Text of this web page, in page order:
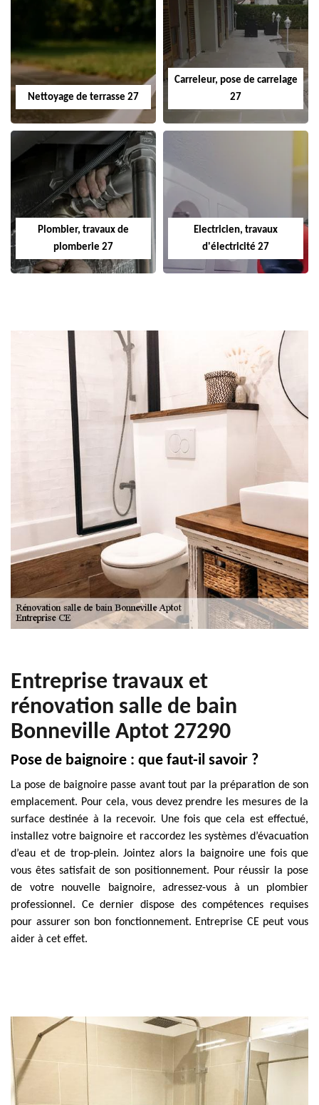
Nettoyage de terrasse 27
Carreleur, pose de carrelage
27
Plombier, travaux de
plomberie 27
Electricien, travaux
d'électricité 27
Entreprise travaux et
rénovation salle de bain
Bonneville Aptot 27290
Pose de baignoire : que faut-il savoir ?
La pose de baignoire passe avant tout par la préparation de son
emplacement. Pour cela, vous devez prendre les mesures de la
surface destinée à la recevoir. Une fois que cela est effectué,
installez votre baignoire et raccordez les systèmes d’évacuation
d’eau et de trop-plein. Jointez alors la baignoire une fois que
vous êtes satisfait de son positionnement. Pour réussir la pose
de votre nouvelle baignoire, adressez-vous à un plombier
professionnel. Ce dernier dispose des compétences requises
pour assurer son bon fonctionnement. Entreprise CE peut vous
aider à cet effet.